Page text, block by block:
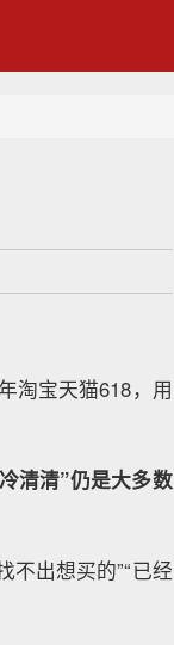
淘宝天猫618，用
清清”仍是大多数
不出想买的”“已经